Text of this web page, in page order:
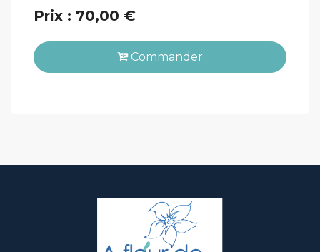
Prix : 70,00 €
Commander